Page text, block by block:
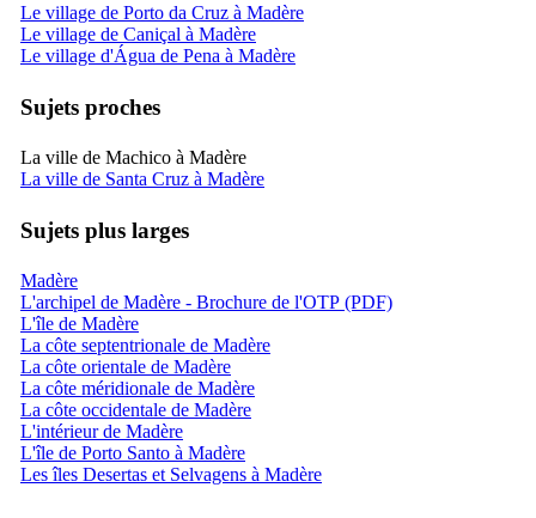
Le village de Porto da Cruz à Madère
Le village de Caniçal à Madère
Le village d'Água de Pena à Madère
Sujets proches
La ville de Machico à Madère
La ville de Santa Cruz à Madère
Sujets plus larges
Madère
L'archipel de Madère - Brochure de l'OTP (PDF)
L'île de Madère
La côte septentrionale de Madère
La côte orientale de Madère
La côte méridionale de Madère
La côte occidentale de Madère
L'intérieur de Madère
L'île de Porto Santo à Madère
Les îles Desertas et Selvagens à Madère